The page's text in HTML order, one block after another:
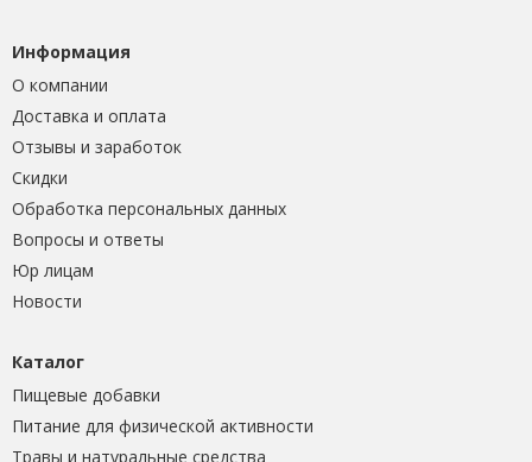
Информация
О компании
Доставка и оплата
Отзывы и заработок
Скидки
Обработка персональных данных
Вопросы и ответы
Юр лицам
Новости
Каталог
Пищевые добавки
Питание для физической активности
Травы и натуральные средства